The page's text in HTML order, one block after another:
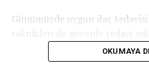
Günümüzde uygun ilaç
OKUMAYA